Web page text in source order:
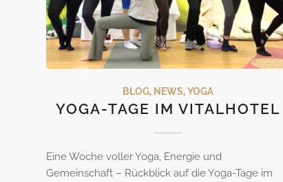
BLOG, NEWS,YOGA
YOGA-TAGE IM VITALHOTEL
Eine Woche voller Yoga, Energie und
Gemeinschaft – Rückblick auf die Yoga-Tage im